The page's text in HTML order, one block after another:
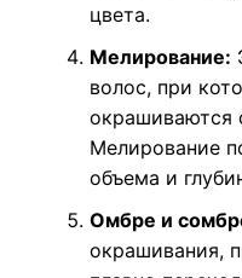
цвета.
Мелирование:
волос, при
окрашиваются
Мелирование
объема и
Омбре и
окрашивания,